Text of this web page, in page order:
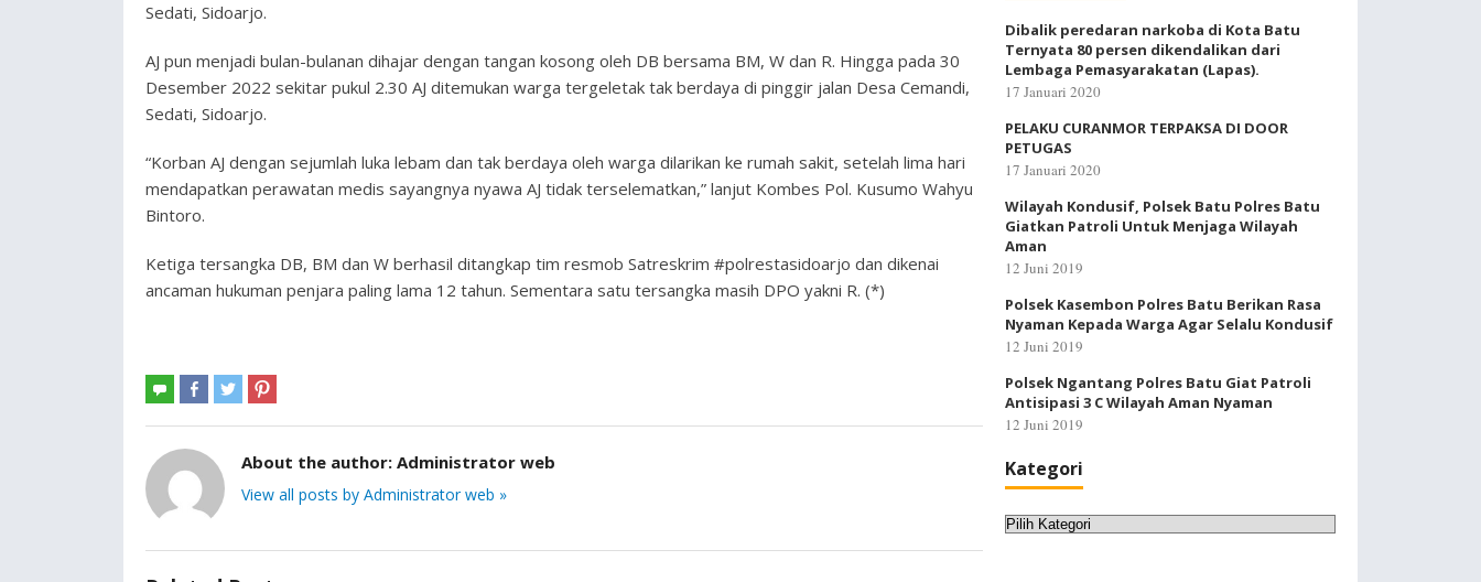
Sedati, Sidoarjo.
AJ pun menjadi bulan-bulanan dihajar dengan tangan kosong oleh DB bersama BM, W dan R. Hingga pada 30
Desember 2022 sekitar pukul 2.30 AJ ditemukan warga tergeletak tak berdaya di pinggir jalan Desa Cemandi,
Sedati, Sidoarjo.
“Korban AJ dengan sejumlah luka lebam dan tak berdaya oleh warga dilarikan ke rumah sakit, setelah lima hari
mendapatkan perawatan medis sayangnya nyawa AJ tidak terselematkan,” lanjut Kombes Pol. Kusumo Wahyu
Bintoro.
Ketiga tersangka DB, BM dan W berhasil ditangkap tim resmob Satreskrim #polrestasidoarjo dan dikenai
ancaman hukuman penjara paling lama 12 tahun. Sementara satu tersangka masih DPO yakni R. (*)
About the author: Administrator web
View all posts by Administrator web »
Dibalik peredaran narkoba di Kota Batu
Ternyata 80 persen dikendalikan dari
Lembaga Pemasyarakatan (Lapas).
17 Januari 2020
PELAKU CURANMOR TERPAKSA DI DOOR
PETUGAS
17 Januari 2020
Wilayah Kondusif, Polsek Batu Polres Batu
Giatkan Patroli Untuk Menjaga Wilayah
Aman
12 Juni 2019
Polsek Kasembon Polres Batu Berikan Rasa
Nyaman Kepada Warga Agar Selalu Kondusif
12 Juni 2019
Polsek Ngantang Polres Batu Giat Patroli
Antisipasi 3 C Wilayah Aman Nyaman
12 Juni 2019
Kategori
Kategori